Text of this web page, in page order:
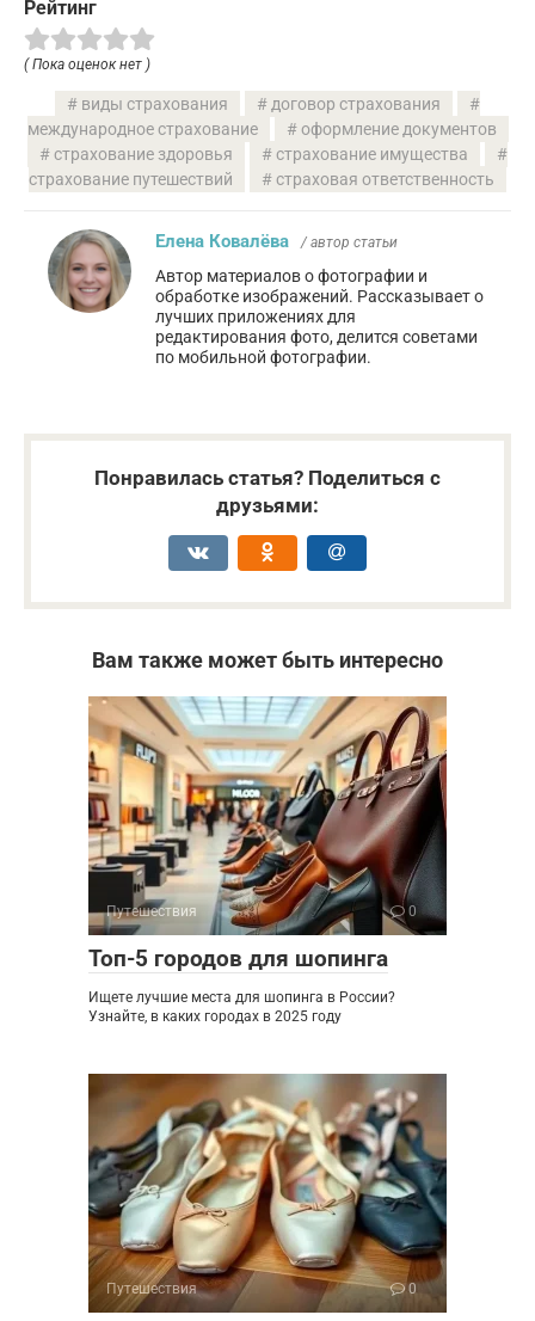
Рейтинг
( Пока оценок нет )
виды страхования
договор страхования
международное страхование
оформление документов
страхование здоровья
страхование имущества
страхование путешествий
страховая ответственность
Елена Ковалёва / автор статьи
Автор материалов о фотографии и
обработке изображений. Рассказывает о
лучших приложениях для
редактирования фото, делится советами
по мобильной фотографии.
Понравилась статья? Поделиться с
друзьями:
Вам также может быть интересно
Путешествия 0
Топ-5 городов для шопинга
Ищете лучшие места для шопинга в России?
Узнайте, в каких городах в 2025 году
Путешествия 0